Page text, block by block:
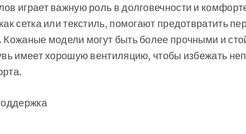
играет важную роль в долговечности и
сетка или текстиль, помогают предотвратить
Кожаные модели могут быть более прочными и
имеет хорошую вентиляцию, чтобы избежать